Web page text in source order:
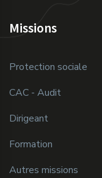
Missions
Protection sociale
CAC - Audit
Dirigeant
Formation
Autres missions